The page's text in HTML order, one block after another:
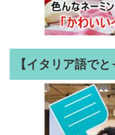
【イタリア語で